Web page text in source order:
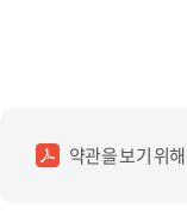
약관을 보기 위해